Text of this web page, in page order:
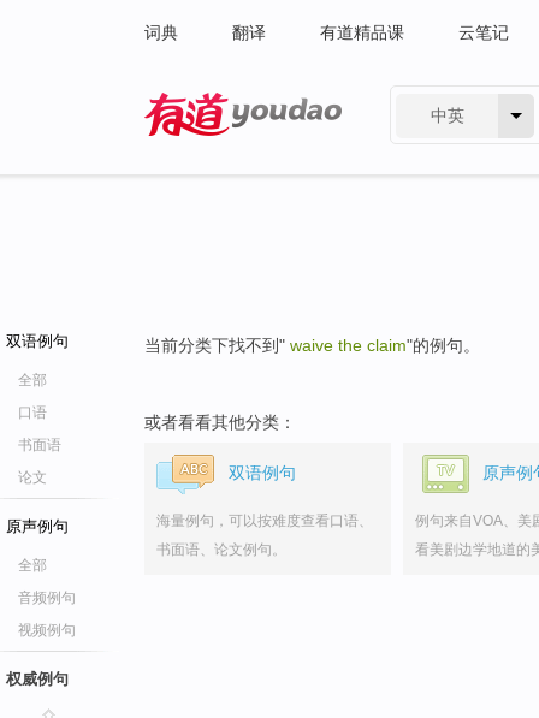
词典 翻译 有道精品课 云笔记
中英
双语例句
全部
口语
书面语
论文
原声例句
全部
音频例句
视频例句
权威例句
当前分类下找不到" waive the claim"的例句。
或者看看其他分类：
双语例句
海量例句，可以按难度查看口语、
书面语、论文例句。
原声例
例句来自VOA、美
看美剧边学地道的